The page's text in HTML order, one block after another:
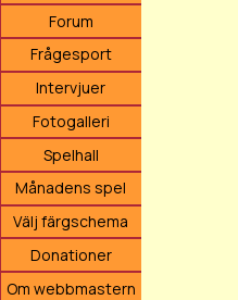
Forum
Frågesport
Intervjuer
Fotogalleri
Spelhall
Månadens spel
Välj färgschema
Donationer
Om webbmastern